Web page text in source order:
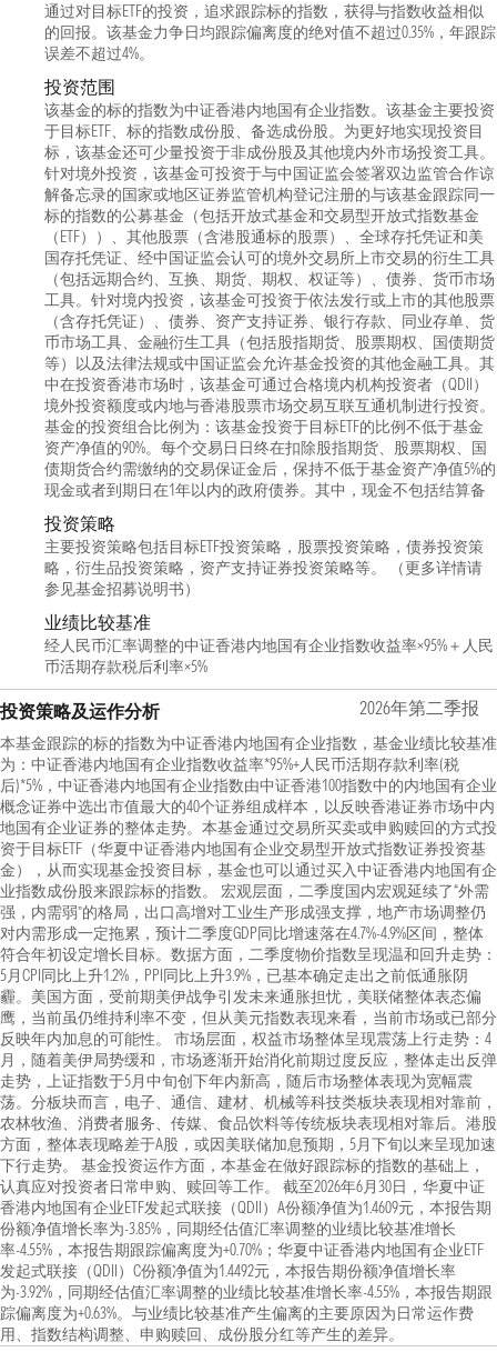
通过对目标ETF的投资，追求跟踪标的指数，获得与指数收益相似
的回报。该基金力争日均跟踪偏离度的绝对值不超过0.35%，年跟踪
误差不超过4%。
投资范围
该基金的标的指数为中证香港内地国有企业指数。该基金主要投资
于目标ETF、标的指数成份股、备选成份股。为更好地实现投资目
标，该基金还可少量投资于非成份股及其他境内外市场投资工具。
针对境外投资，该基金可投资于与中国证监会签署双边监管合作谅
解备忘录的国家或地区证券监管机构登记注册的与该基金跟踪同一
标的指数的公募基金（包括开放式基金和交易型开放式指数基金
（ETF））、其他股票（含港股通标的股票）、全球存托凭证和美
国存托凭证、经中国证监会认可的境外交易所上市交易的衍生工具
（包括远期合约、互换、期货、期权、权证等）、债券、货币市场
工具。针对境内投资，该基金可投资于依法发行或上市的其他股票
（含存托凭证）、债券、资产支持证券、银行存款、同业存单、货
币市场工具、金融衍生工具（包括股指期货、股票期权、国债期货
等）以及法律法规或中国证监会允许基金投资的其他金融工具。其
中在投资香港市场时，该基金可通过合格境内机构投资者（QDII）
境外投资额度或内地与香港股票市场交易互联互通机制进行投资。
基金的投资组合比例为：该基金投资于目标ETF的比例不低于基金
资产净值的90%。每个交易日日终在扣除股指期货、股票期权、国
债期货合约需缴纳的交易保证金后，保持不低于基金资产净值5%的
现金或者到期日在1年以内的政府债券。其中，现金不包括结算备
投资策略
主要投资策略包括目标ETF投资策略，股票投资策略，债券投资策
略，衍生品投资策略，资产支持证券投资策略等。 （更多详情请
参见基金招募说明书）
业绩比较基准
经人民币汇率调整的中证香港内地国有企业指数收益率×95%＋人民
币活期存款税后利率×5%
投资策略及运作分析 2026年第二季报
本基金跟踪的标的指数为中证香港内地国有企业指数，基金业绩比较基准
为：中证香港内地国有企业指数收益率*95%+人民币活期存款利率(税
后)*5%，中证香港内地国有企业指数由中证香港100指数中的内地国有企业
概念证券中选出市值最大的40个证券组成样本，以反映香港证券市场中内
地国有企业证券的整体走势。本基金通过交易所买卖或申购赎回的方式投
资于目标ETF（华夏中证香港内地国有企业交易型开放式指数证券投资基
金），从而实现基金投资目标，基金也可以通过买入中证香港内地国有企
业指数成份股来跟踪标的指数。 宏观层面，二季度国内宏观延续了“外需
强，内需弱”的格局，出口高增对工业生产形成强支撑，地产市场调整仍
对内需形成一定拖累，预计二季度GDP同比增速落在4.7%-4.9%区间，整体
符合年初设定增长目标。数据方面，二季度物价指数呈现温和回升走势：
5月CPI同比上升1.2%，PPI同比上升3.9%，已基本确定走出之前低通胀阴
霾。美国方面，受前期美伊战争引发未来通胀担忧，美联储整体表态偏
鹰，当前虽仍维持利率不变，但从美元指数表现来看，当前市场或已部分
反映年内加息的可能性。 市场层面，权益市场整体呈现震荡上行走势：4
月，随着美伊局势缓和，市场逐渐开始消化前期过度反应，整体走出反弹
走势，上证指数于5月中旬创下年内新高，随后市场整体表现为宽幅震
荡。分板块而言，电子、通信、建材、机械等科技类板块表现相对靠前，
农林牧渔、消费者服务、传媒、食品饮料等传统板块表现相对靠后。港股
方面，整体表现略差于A股，或因美联储加息预期，5月下旬以来呈现加速
下行走势。 基金投资运作方面，本基金在做好跟踪标的指数的基础上，
认真应对投资者日常申购、赎回等工作。 截至2026年6月30日，华夏中证
香港内地国有企业ETF发起式联接（QDII）A份额净值为1.4609元，本报告期
份额净值增长率为-3.85%，同期经估值汇率调整的业绩比较基准增长
率-4.55%，本报告期跟踪偏离度为+0.70%；华夏中证香港内地国有企业ETF
发起式联接（QDII）C份额净值为1.4492元，本报告期份额净值增长率
为-3.92%，同期经估值汇率调整的业绩比较基准增长率-4.55%，本报告期跟
踪偏离度为+0.63%。与业绩比较基准产生偏离的主要原因为日常运作费
用、指数结构调整、申购赎回、成份股分红等产生的差异。